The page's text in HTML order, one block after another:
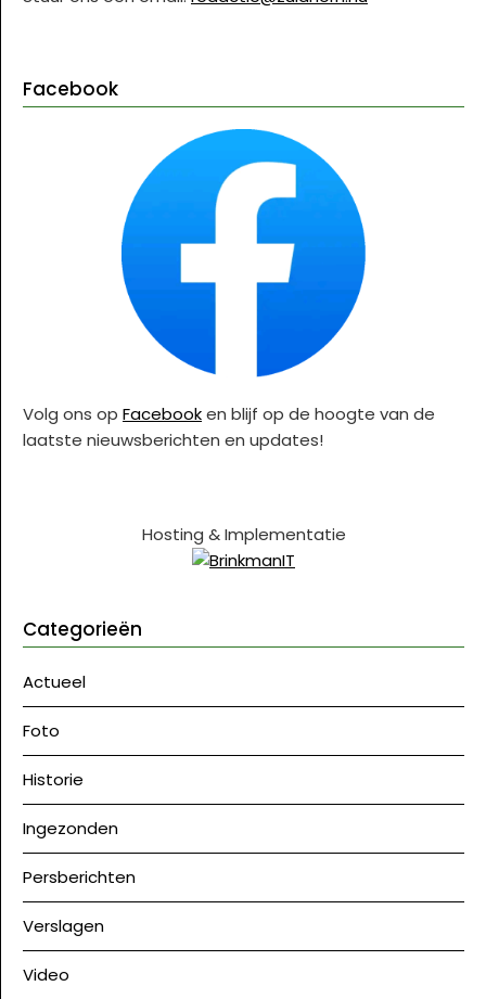
Facebook
Volg ons op Facebooken blijf op de hoogte van de
laatste nieuwsberichten en updates!
Hosting & Implementatie
Categorieën
Actueel
Foto
Historie
Ingezonden
Persberichten
Verslagen
Video